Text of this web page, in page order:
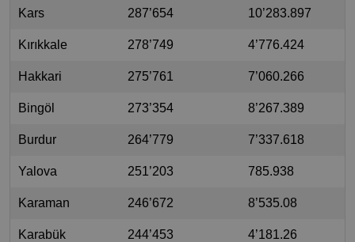
Kars 287’654 10’283.897
Kırıkkale 278’749 4’776.424
Hakkari 275’761 7’060.266
Bingöl 273’354 8’267.389
Burdur 264’779 7’337.618
Yalova 251’203 785.938
Karaman 246’672 8’535.08
Karabük 244’453 4’181.26